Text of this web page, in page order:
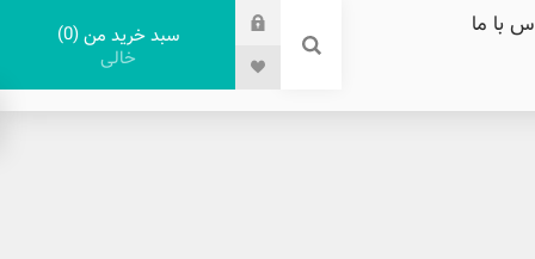
با ما سبد خرید من 0
خالی